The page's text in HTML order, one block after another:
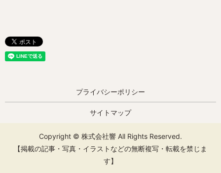
プライバシーポリシー
サイトマップ
Copyright © 株式会社響 All Rights Reserved.
【掲載の記事・写真・イラストなどの無断複写・転載を禁じま
す】